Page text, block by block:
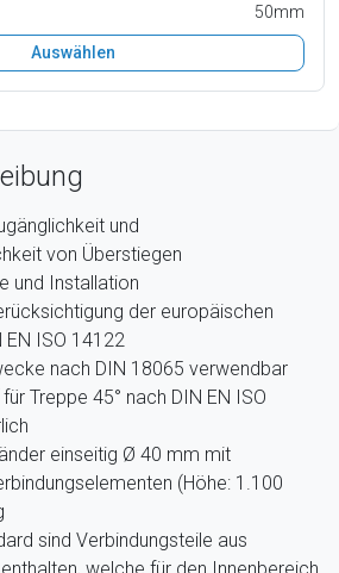
50mm
Auswählen
und
von Überstiegen
und Installation
der europäischen
EN ISO 14122
nach DIN 18065 verwendbar
Treppe 45° nach DIN EN ISO
einseitig Ø 40 mm mit
(Höhe: 1.100
sind Verbindungsteile aus